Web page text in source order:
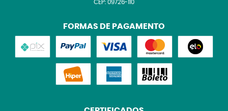
CEP: 09726-110
FORMAS DE PAGAMENTO